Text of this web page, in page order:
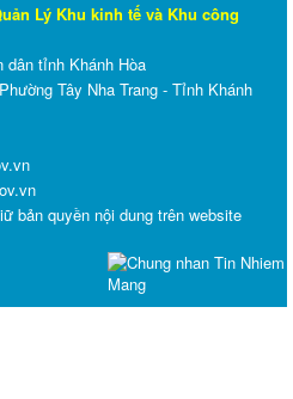
Lý Khu kinh tế và Khu công
dân tỉnh Khánh Hòa
Tây Nha Trang - Tỉnh Khánh
bản quyền nội dung trên website